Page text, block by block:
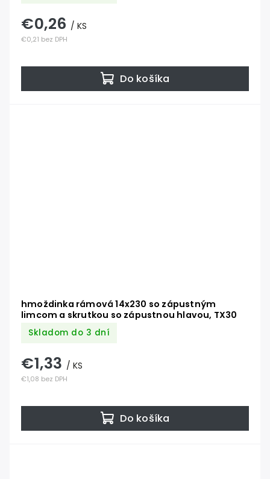
€0,21 bez DPH
€0,26 / KS
Do košíka
hmoždinka rámová 14x230 so zápustným
limcom a skrutkou so zápustnou hlavou, TX30
Skladom do 3 dní
€1,08 bez DPH
€1,33 / KS
Do košíka